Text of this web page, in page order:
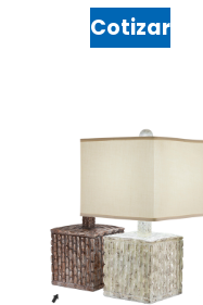
Cotizar